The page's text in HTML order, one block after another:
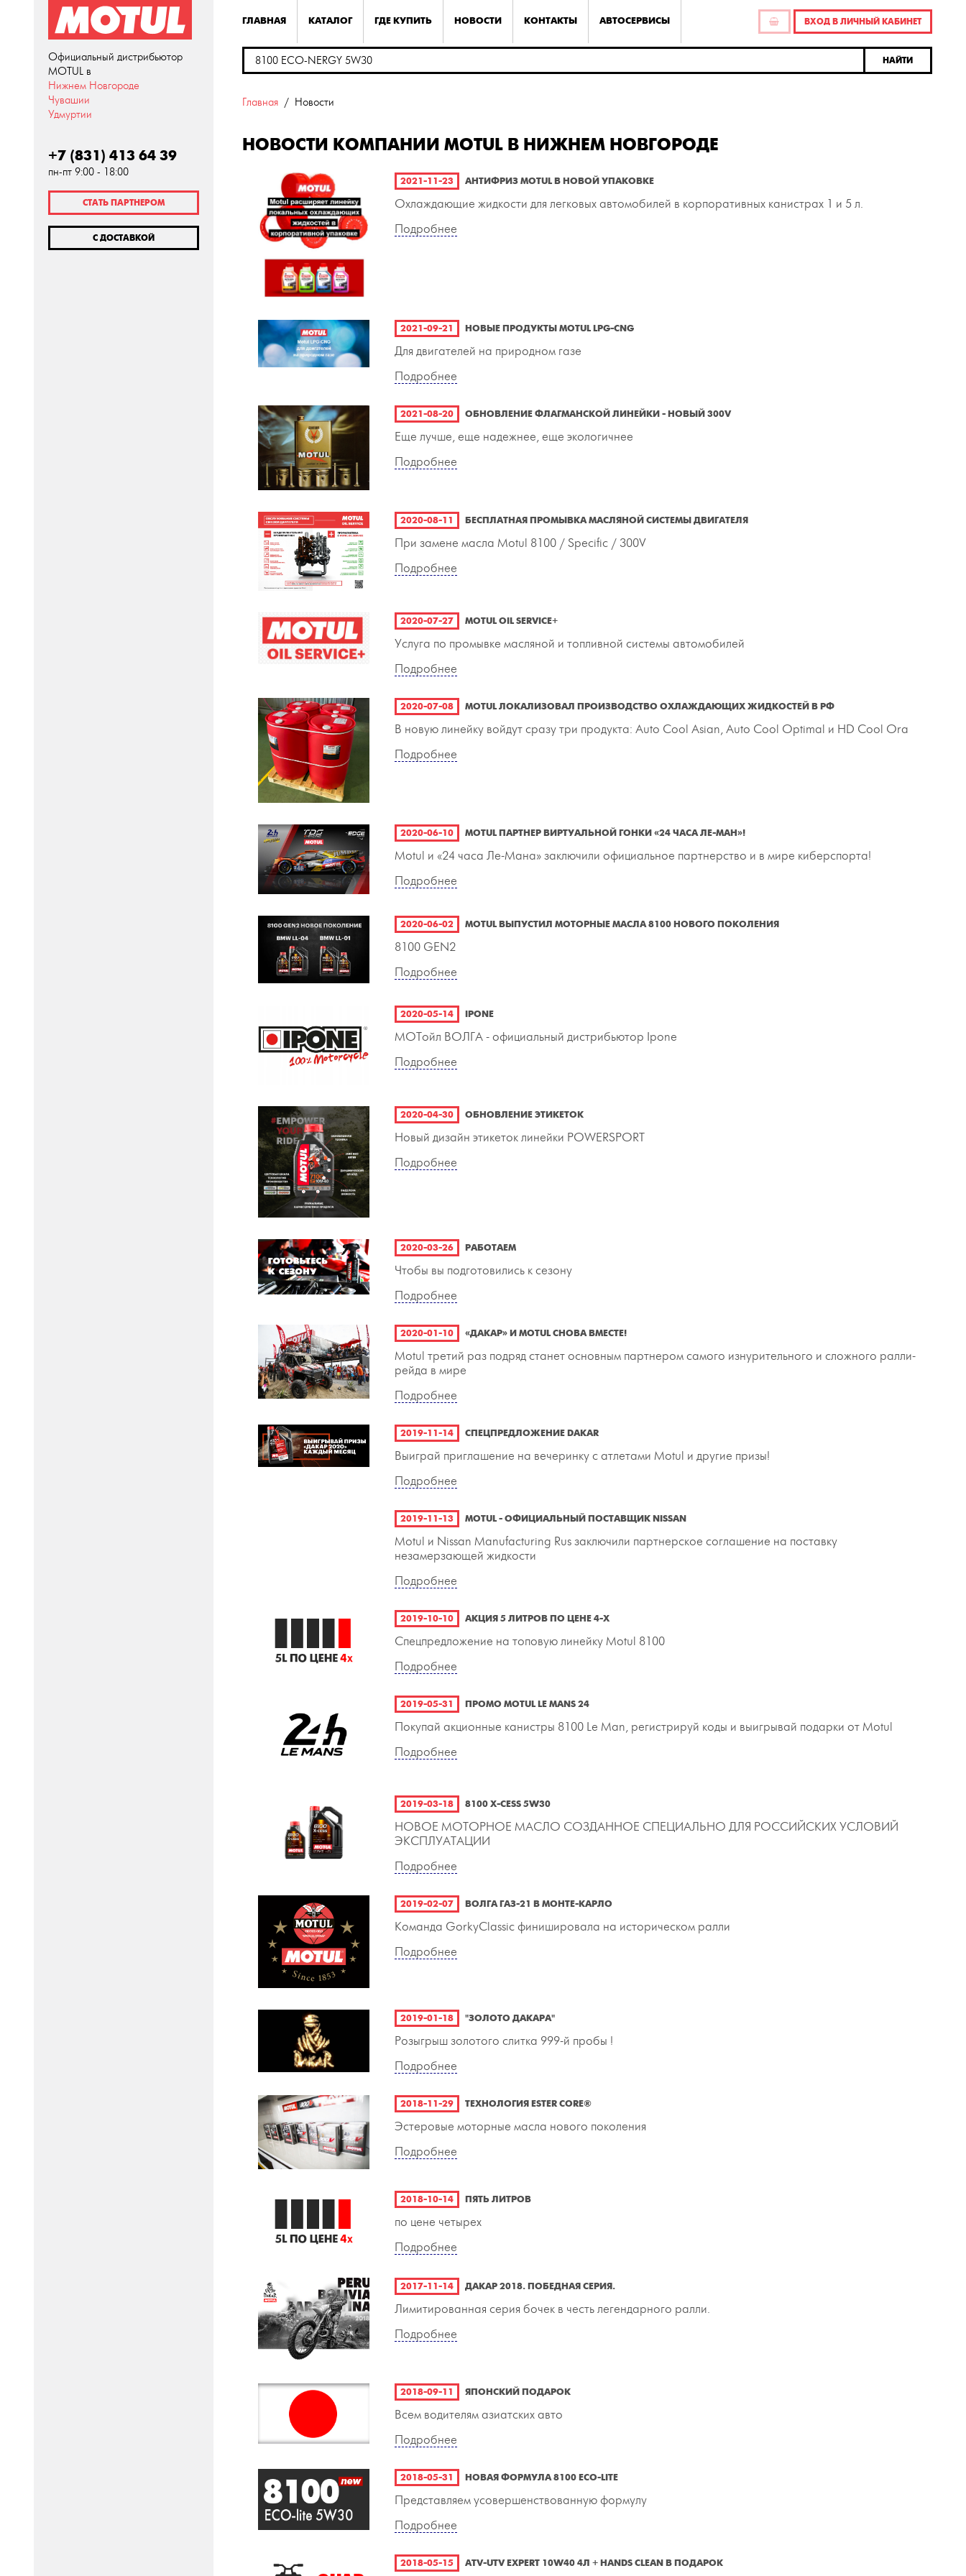
Официальный дистрибьютор
MOTUL в
Нижнем Новгороде
Чувашии
Удмуртии
+7 (831) 413 64 39
пн-пт 9:00 - 18:00
СТАТЬ ПАРТНЕРОМ
С ДОСТАВКОЙ
ГЛАВНАЯ КАТАЛОГ ГДЕ КУПИТЬ НОВОСТИ КОНТАКТЫ АВТОСЕРВИСЫ ВХОД В ЛИЧНЫЙ КАБИНЕТ
НАЙТИ
Главная Новости
НОВОСТИ КОМПАНИИ MOTUL В НИЖНЕМ НОВГОРОДЕ
2021-11-23 АНТИФРИЗ MOTUL В НОВОЙ УПАКОВКЕ
Охлаждающие жидкости для легковых автомобилей в корпоративных канистрах 1 и 5 л.
Подробнее
2021-09-21 НОВЫЕ ПРОДУКТЫ MOTUL LPG-CNG
Для двигателей на природном газе
Подробнее
2021-08-20 ОБНОВЛЕНИЕ ФЛАГМАНСКОЙ ЛИНЕЙКИ - НОВЫЙ 300V
Еще лучше, еще надежнее, еще экологичнее
Подробнее
2020-08-11 БЕСПЛАТНАЯ ПРОМЫВКА МАСЛЯНОЙ СИСТЕМЫ ДВИГАТЕЛЯ
При замене масла Motul 8100 / Specific / 300V
Подробнее
2020-07-27 MOTUL OIL SERVICE+
Услуга по промывке масляной и топливной системы автомобилей
Подробнее
2020-07-08 MOTUL ЛОКАЛИЗОВАЛ ПРОИЗВОДСТВО ОХЛАЖДАЮЩИХ ЖИДКОСТЕЙ В РФ
В новую линейку войдут сразу три продукта: Auto Cool Asian, Auto Cool Optimal и HD Cool Ora
Подробнее
2020-06-10 MOTUL ПАРТНЕР ВИРТУАЛЬНОЙ ГОНКИ «24 ЧАСА ЛЕ-МАН»!
Motul и «24 часа Ле-Мана» заключили официальное партнерство и в мире киберспорта!
Подробнее
2020-06-02 MOTUL ВЫПУСТИЛ МОТОРНЫЕ МАСЛА 8100 НОВОГО ПОКОЛЕНИЯ
8100 GEN2
Подробнее
2020-05-14 IPONE
МОТойл ВОЛГА - официальный дистрибьютор Ipone
Подробнее
2020-04-30 ОБНОВЛЕНИЕ ЭТИКЕТОК
Новый дизайн этикеток линейки POWERSPORT
Подробнее
2020-03-26 РАБОТАЕМ
Чтобы вы подготовились к сезону
Подробнее
2020-01-10 «ДАКАР» И MOTUL СНОВА ВМЕСТЕ!
Motul третий раз подряд станет основным партнером самого изнурительного и сложного ралли-
рейда в мире
Подробнее
2019-11-14 СПЕЦПРЕДЛОЖЕНИЕ DAKAR
Выиграй приглашение на вечеринку с атлетами Motul и другие призы!
Подробнее
2019-11-13 MOTUL - ОФИЦИАЛЬНЫЙ ПОСТАВЩИК NISSAN
Motul и Nissan Manufacturing Rus заключили партнерское соглашение на поставку
незамерзающей жидкости
Подробнее
2019-10-10 АКЦИЯ 5 ЛИТРОВ ПО ЦЕНЕ 4-Х
Спецпредложение на топовую линейку Motul 8100
Подробнее
2019-05-31 ПРОМО MOTUL LE MANS 24
Покупай акционные канистры 8100 Le Man, регистрируй коды и выигрывай подарки от Motul
Подробнее
2019-03-18 8100 X-CESS 5W30
НОВОЕ МОТОРНОЕ МАСЛО СОЗДАННОЕ СПЕЦИАЛЬНО ДЛЯ РОССИЙСКИХ УСЛОВИЙ
ЭКСПЛУАТАЦИИ
Подробнее
2019-02-07 ВОЛГА ГАЗ-21 В МОНТЕ-КАРЛО
Команда GorkyClassic финишировала на историческом ралли
Подробнее
2019-01-18 "ЗОЛОТО ДАКАРА"
Розыгрыш золотого слитка 999-й пробы !
Подробнее
2018-11-29 ТЕХНОЛОГИЯ ESTER CORE®
Эстеровые моторные масла нового поколения
Подробнее
2018-10-14 ПЯТЬ ЛИТРОВ
по цене четырех
Подробнее
2017-11-14 ДАКАР 2018. ПОБЕДНАЯ СЕРИЯ.
Лимитированная серия бочек в честь легендарного ралли.
Подробнее
2018-09-11 ЯПОНСКИЙ ПОДАРОК
Всем водителям азиатских авто
Подробнее
2018-05-31 НОВАЯ ФОРМУЛА 8100 ECO-LITE
Представляем усовершенствованную формулу
Подробнее
2018-05-15 ATV-UTV EXPERT 10W40 4Л + HANDS CLEAN В ПОДАРОК